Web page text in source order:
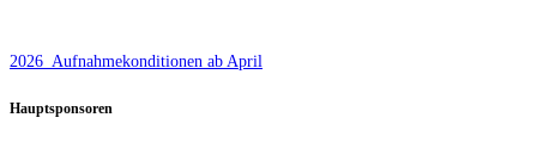
2026_Aufnahmekonditionen ab April
Hauptsponsoren